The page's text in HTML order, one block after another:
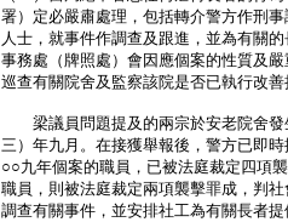
署）定必嚴肅處理，包括轉介警方作刑
人士，就事件作調查及跟進，並為有關
事務處（牌照處）會因應個案的性質及
巡查有關院舍及監察該院是否已執行改善
梁議員問題提及的兩宗於安老院舍發
三）年九月。在接獲舉報後，警方已即
○○九年個案的職員，已被法庭裁定四項
職員，則被法庭裁定兩項襲擊罪成，判
調查有關事件，並安排社工為有關長者